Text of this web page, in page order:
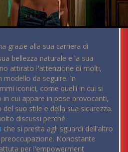
grazie alla sua carriera di
bellezza naturale e la sua
attirato l'attenzione di molti,
modello da seguire. In
iconici, come quelli in cui si
cui appare in pose provocanti,
suo stile e della sua sicurezza.
discussi perché
che si presta agli sguardi dell'altro
Nonostante
per l'empowerment